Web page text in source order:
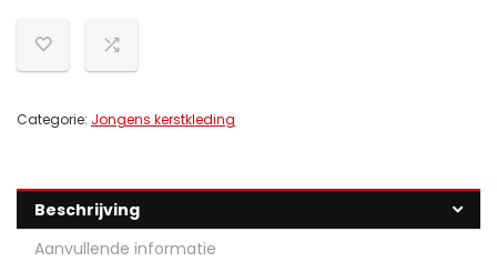
Categorie: Jongens kerstkleding
Beschrijving
Aanvullende informatie